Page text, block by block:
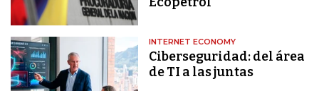
INTERNET ECONOMY
Ciberseguridad: del área
de TI a las juntas